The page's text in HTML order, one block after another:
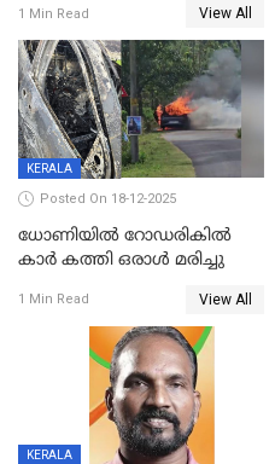
കരണത്തടിച്ചു; CC ടിവി
ദൃശ്യങ്ങൾ പുറത്ത്
1 Min Read View All
KERALA
Posted On 18-12-2025
ധോണിയിൽ റോഡരികിൽ
കാർ കത്തി ഒരാൾ മരിച്ചു
1 Min Read View All
KERALA